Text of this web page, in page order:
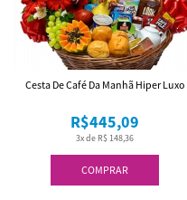
COMPRAR
3x de R$ 148,36
R$445,09
Cesta De Café Da Manhã Hiper Luxo